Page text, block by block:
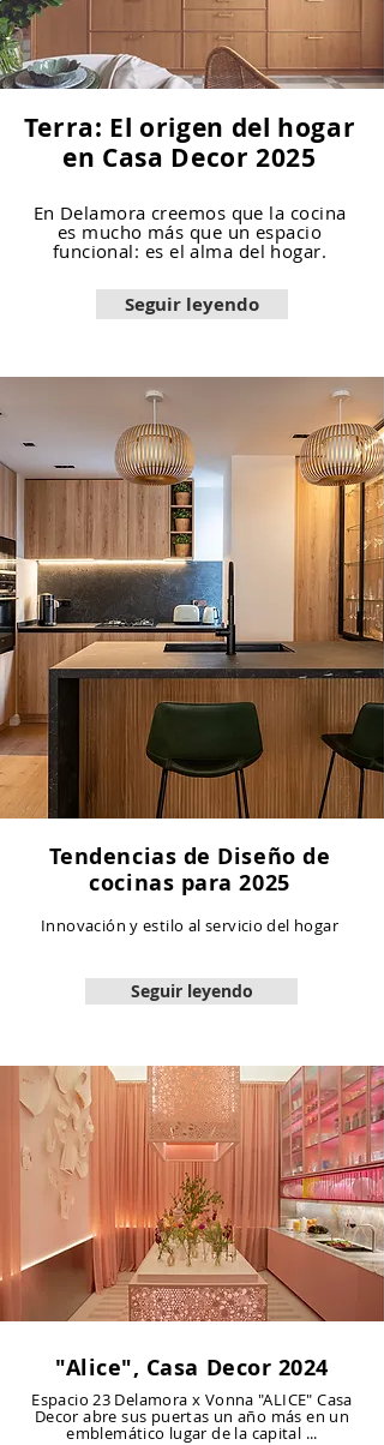
Terra: El origen del hogar
en Casa Decor 2025
En Delamora creemos que la cocina
es mucho más que un espacio
funcional: es el alma del hogar.
Seguir leyendo
Tendencias de Diseño de
cocinas para 2025
Innovación y estilo al servicio del hogar
Seguir leyendo
"Alice", Casa Decor 2024
Espacio 23 Delamora x Vonna "ALICE" Casa
Decor abre sus puertas un año más en un
emblemático lugar de la capital ...